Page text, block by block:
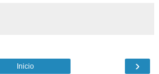
›
Inicio